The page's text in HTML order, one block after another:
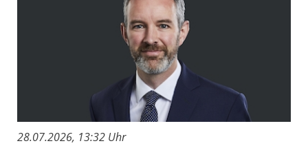
28.07.2026, 13:32 Uhr